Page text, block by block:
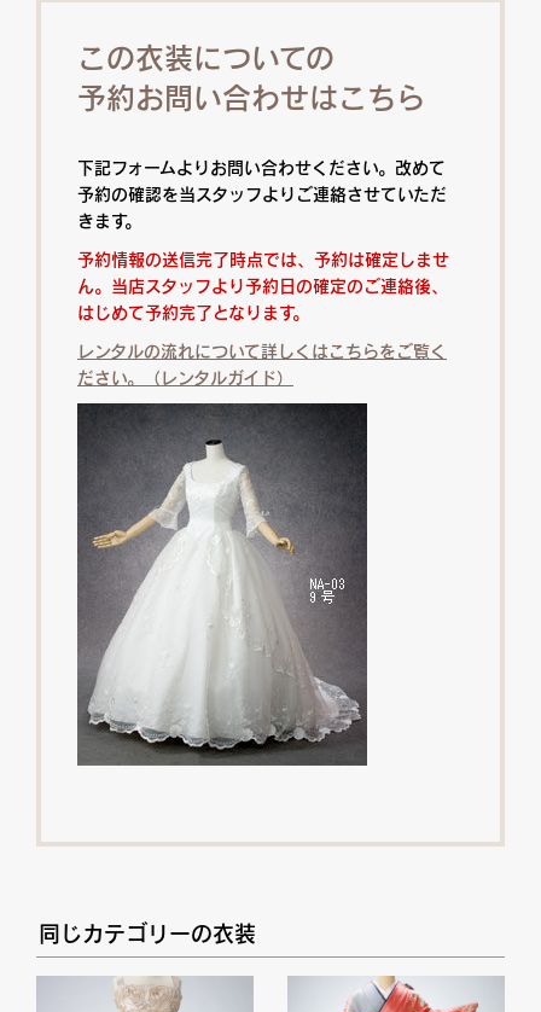
この衣装についての
予約お問い合わせはこちら
下記フォームよりお問い合わせください。改めて
予約の確認を当スタッフよりご連絡させていただ
きます。
予約情報の送信完了時点では、予約は確定しませ
ん。当店スタッフより予約日の確定のご連絡後、
はじめて予約完了となります。
レンタルの流れについて詳しくはこちらをご覧く
ださい。（レンタルガイド）
同じカテゴリーの衣装